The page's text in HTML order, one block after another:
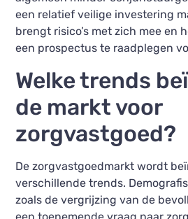
een relatief veilige investering
brengt risico’s met zich mee en
een prospectus te raadplegen
Welke trends
de markt voor
zorgvastgoed?
De zorgvastgoedmarkt wordt
verschillende trends.
zoals de vergrijzing van de